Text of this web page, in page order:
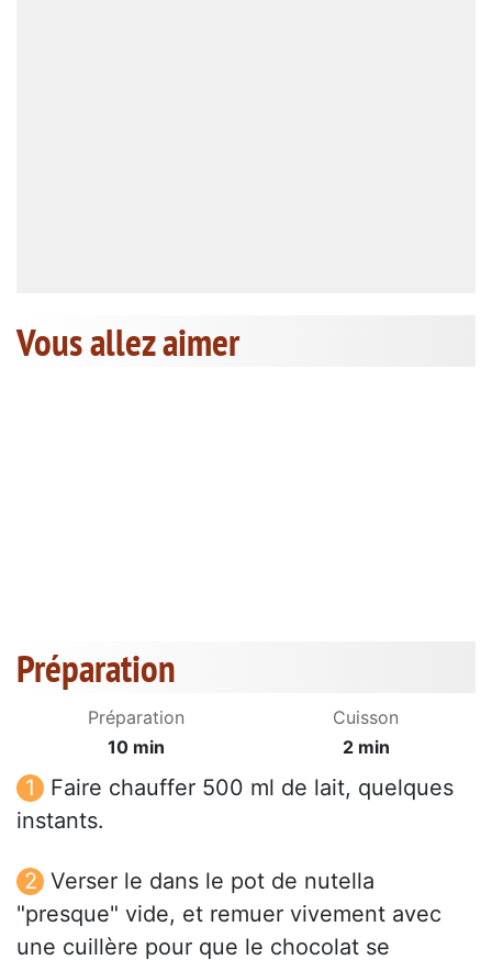
Vous allez aimer
Préparation
Préparation
10 min
Cuisson
2 min
Faire chauffer 500 ml de lait, quelques
instants.
Verser le dans le pot de nutella
"presque" vide, et remuer vivement avec
une cuillère pour que le chocolat se